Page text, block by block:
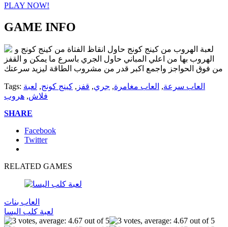
PLAY NOW!
GAME INFO
لعبة الهروب من كينج كونج حاول انقاظ الفتاة من كينج كونج و
الهروب بها من اعلي المباني حاول الجري باسرع ما يمكن و القفز
من فوق الحواجز واجمع اكبر قدر من مشروب الطاقة ليزيد سرعتك
Tags: العاب سرعة, العاب مغامرة, جري, قفز , كينج كونج, لعبة
فلاش, هروب
SHARE
Facebook
Twitter
RELATED GAMES
العاب بنات
لعبة كلب اليسا